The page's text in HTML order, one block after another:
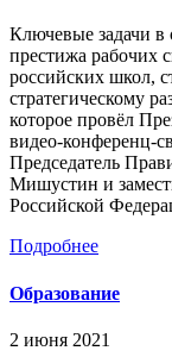
Ключевые задачи в
престижа рабочих
российских школ,
стратегическому
которое провёл
видео-конференц-
Председатель
Мишустин и
Российской
Подробнее
Образование
2 июня 2021